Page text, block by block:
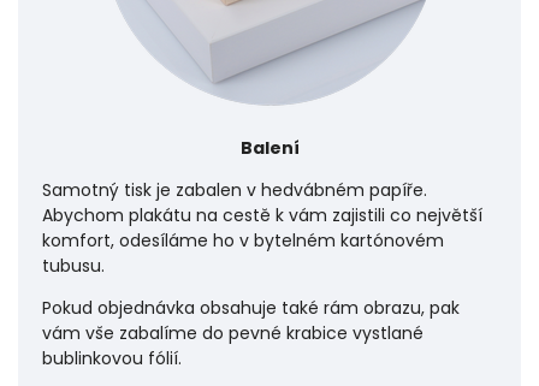
Balení
Samotný tisk je zabalen v hedvábném papíře.
Abychom plakátu na cestě k vám zajistili co největší
komfort, odesíláme ho v bytelném kartónovém
tubusu.
Pokud objednávka obsahuje také rám obrazu, pak
vám vše zabalíme do pevné krabice vystlané
bublinkovou fólií.